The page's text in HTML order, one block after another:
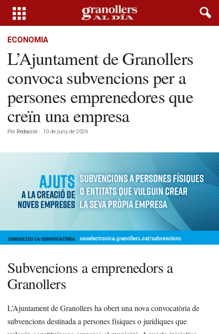
ECONOMIA
L’Ajuntament de Granollers
convoca subvencions per a
persones emprenedores que
creïn una empresa
Por Redacció - 10 de juny de 2026
Subvencions a emprenedors a
Granollers
L’Ajuntament de Granollers ha obert una nova convocatòria de
subvencions destinada a persones físiques o jurídiques que